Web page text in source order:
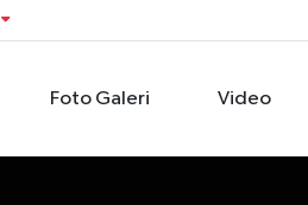
Foto Galeri Video